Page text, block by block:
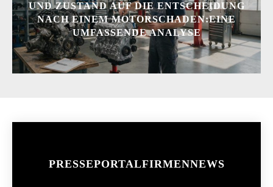
UND ZUSTAND AUF DIE ENTSCHEIDUNG
NACH EINEM MOTORSCHADEN:EINE
UMFASSENDE ANALYSE
PRESSEPORTALFIRMENNEWS